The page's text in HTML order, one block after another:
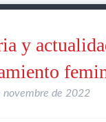
y
novembre de 2022